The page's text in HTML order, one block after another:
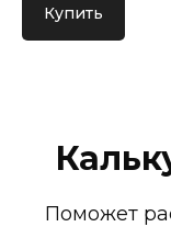
Купить
Поможет